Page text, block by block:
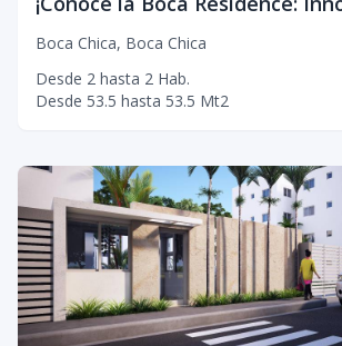
Boca Chica, Boca Chica
Desde 2 hasta 2 Hab.
Desde 53.5 hasta 53.5 Mt2